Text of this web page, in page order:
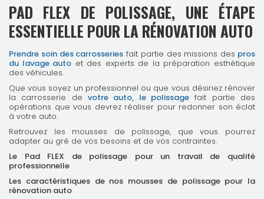
PAD FLEX DE POLISSAGE, UNE ÉTAPE
ESSENTIELLE POUR LA RÉNOVATION AUTO
Prendre soin des carrosseries fait partie des missions des pros
du lavage auto et des experts de la préparation esthétique
des véhicules.
Que vous soyez un professionnel ou que vous désiriez rénover
la carrosserie de votre auto, le polissage fait partie des
opérations que vous devrez réaliser pour redonner son éclat
à votre auto.
Retrouvez les mousses de polissage, que vous pourrez
adapter au gré de vos besoins et de vos contraintes.
Le Pad FLEX de polissage pour un travail de qualité
professionnelle
Les caractéristiques de nos mousses de polissage pour la
rénovation auto